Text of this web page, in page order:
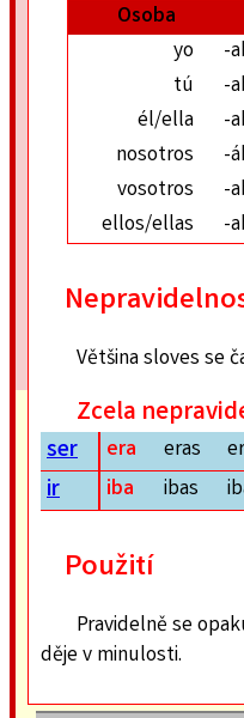
Osoba
yo
-
tú
-
él/ella
-
nosotros
-
vosotros
-
ellos/ellas
-
Většina sloves se
Zcela
ser era eras
ir iba ibas
Použití
Pravidelně se
děje v minulosti.